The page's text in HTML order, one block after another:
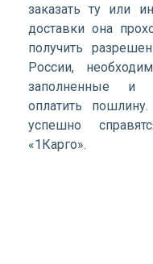
заказать ту или
доставки она
получить
России,
заполненные и
оплатить
успешно
«1Карго».